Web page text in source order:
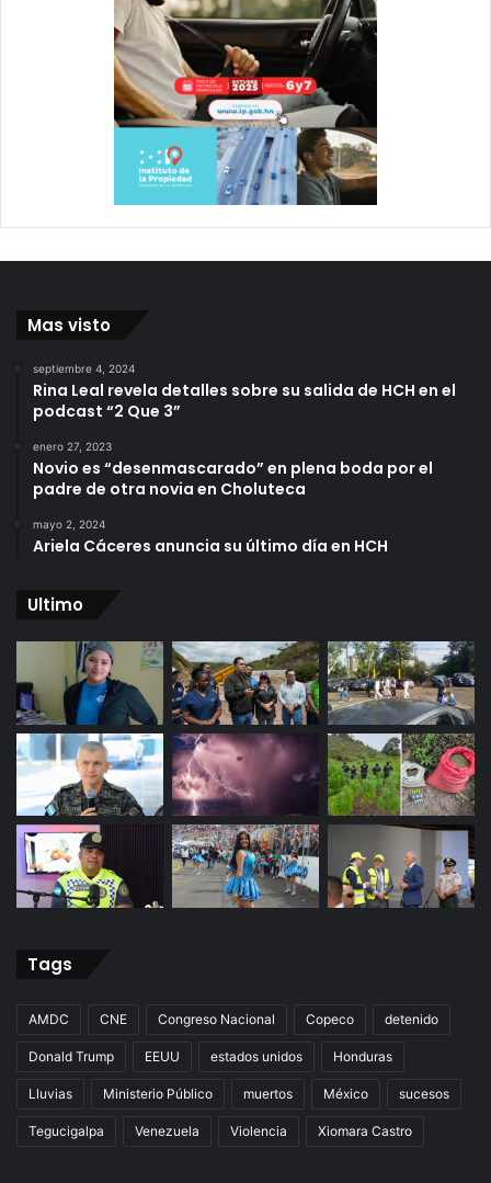
Mas visto
septiembre 4, 2024
Rina Leal revela detalles sobre su salida de HCH en el
podcast “2 Que 3”
enero 27, 2023
Novio es “desenmascarado” en plena boda por el
padre de otra novia en Choluteca
mayo 2, 2024
Ariela Cáceres anuncia su último día en HCH
Ultimo
Tags
AMDC CNE Congreso Nacional Copeco detenido
Donald Trump EEUU estados unidos Honduras
Lluvias Ministerio Público muertos México sucesos
Tegucigalpa Venezuela Violencia Xiomara Castro